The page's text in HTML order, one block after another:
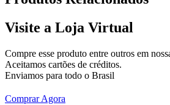
Visite a Loja Virtual
Compre esse produto entre outros em
Aceitamos cartões de créditos.
Enviamos para todo o Brasil
Comprar Agora